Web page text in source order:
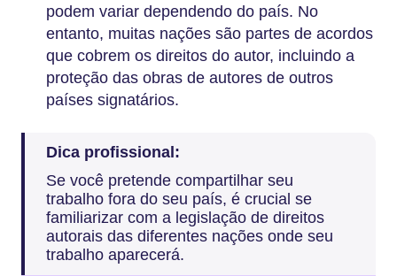
podem variar dependendo do país. No
entanto, muitas nações são partes de acordos
que cobrem os direitos do autor, incluindo a
proteção das obras de autores de outros
países signatários.
Dica profissional:
Se você pretende compartilhar seu
trabalho fora do seu país, é crucial se
familiarizar com a legislação de direitos
autorais das diferentes nações onde seu
trabalho aparecerá.